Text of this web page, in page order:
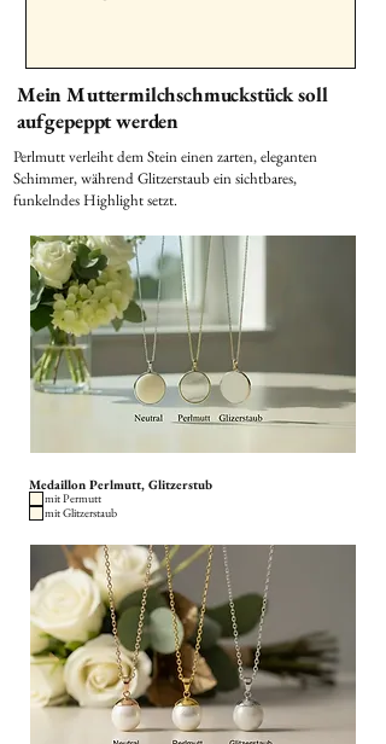
Mein Muttermilchschmuckstück soll
aufgepeppt werden
Perlmutt verleiht dem Stein einen zarten, eleganten
Schimmer, während Glitzerstaub ein sichtbares,
funkelndes Highlight setzt.
Medaillon Perlmutt, Glitzerstub
mit Permutt
mit Glitzerstaub